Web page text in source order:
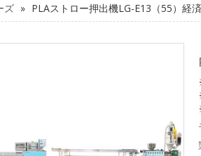
ズ » PLAストロー押出機LG-E13（55）経